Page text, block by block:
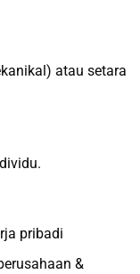
atau setara
pribadi
&